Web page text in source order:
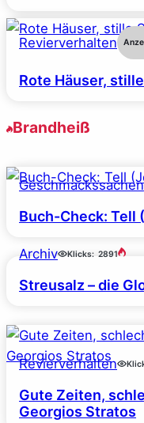
Revierverhalten
Rote Häuser,
Brandheiß
Geschmackssachen
Buch-Check: Tell
Archiv Klicks: 2891
Streusalz – die
Revierverhalten
Gute Zeiten,
Georgios Stratos